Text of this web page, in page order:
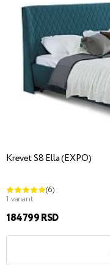
Krevet S8 Ella (EXPO)
(6)
1 variant
184799 RSD